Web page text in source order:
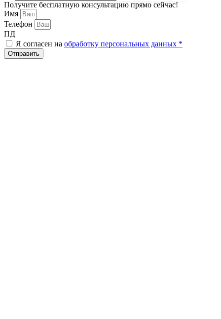
Получите бесплатную консультацию прямо сейчас!
Имя
Телефон
ПД
Я согласен на обработку персональных данных *
Отправить